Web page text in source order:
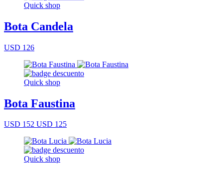
Quick shop
Bota Candela
USD 126
Quick shop
Bota Faustina
USD 152 USD 125
Quick shop